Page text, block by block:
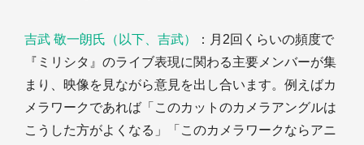
吉武 敬一朗氏（以下、吉武）
：月2回くらいの頻度で
『ミリシタ』のライブ表現に関わる主要メンバーが集
まり、映像を見ながら意見を出し合います。例えばカ
メラワークであれば「このカットのカメラアングルは
こうした方がよくなる」「このカメラワークならアニ